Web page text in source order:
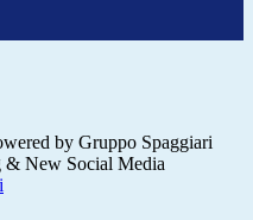
by Gruppo Spaggiari
& New Social Media